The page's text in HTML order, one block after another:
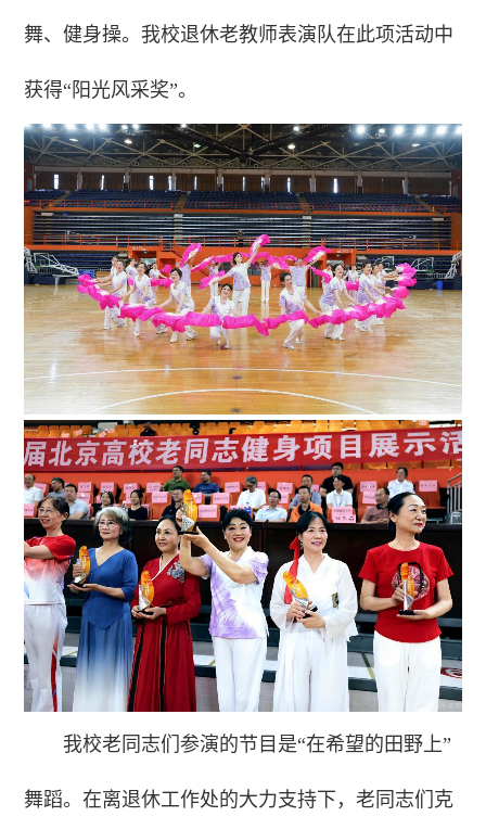
舞、健身操。我校退休老教师表演队在此项活动中
获得“阳光风采奖”。
我校老同志们参演的节目是“在希望的田野上”
舞蹈。在离退休工作处的大力支持下，老同志们克